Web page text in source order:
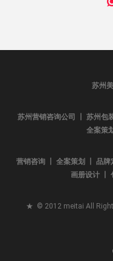
苏州
苏州营销咨询公司 丨 苏州包
全案策
营销咨询 丨 全案策划 丨 品牌
画册设计 丨
★ © 2012 meitai All